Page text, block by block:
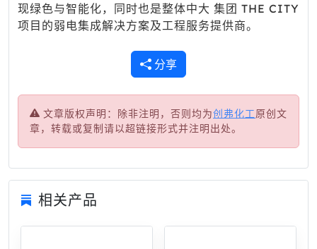
现绿色与智能化，同时也是整体中大 集团 THE CITY
项目的弱电集成解决方案及工程服务提供商。
分享
文章版权声明：除非注明，否则均为创弗化工原创文
章，转载或复制请以超链接形式并注明出处。
相关产品